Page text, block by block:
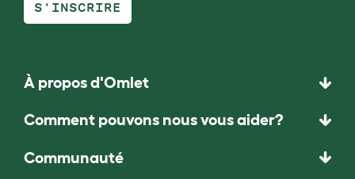
S'INSCRIRE
À propos d'Omlet
Comment pouvons nous vous aider?
Communauté